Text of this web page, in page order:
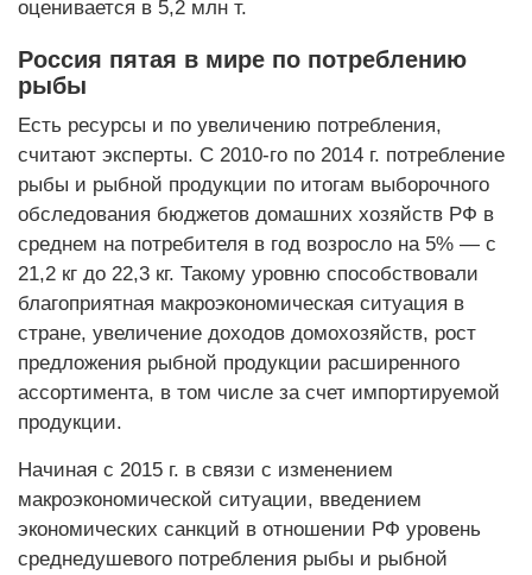
оценивается в 5,2 млн т.
Россия пятая в мире по потреблению
рыбы
Есть ресурсы и по увеличению потребления,
считают эксперты. С 2010-го по 2014 г. потребление
рыбы и рыбной продукции по итогам выборочного
обследования бюджетов домашних хозяйств РФ в
среднем на потребителя в год возросло на 5% — с
21,2 кг до 22,3 кг. Такому уровню способствовали
благоприятная макроэкономическая ситуация в
стране, увеличение доходов домохозяйств, рост
предложения рыбной продукции расширенного
ассортимента, в том числе за счет импортируемой
продукции.
Начиная с 2015 г. в связи с изменением
макроэкономической ситуации, введением
экономических санкций в отношении РФ уровень
среднедушевого потребления рыбы и рыбной